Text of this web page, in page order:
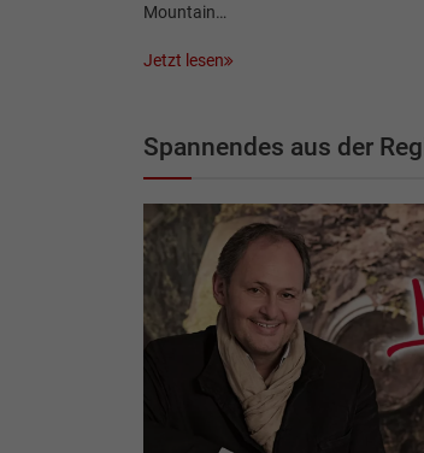
Mountain…
Jetzt lesen
Spannendes aus der